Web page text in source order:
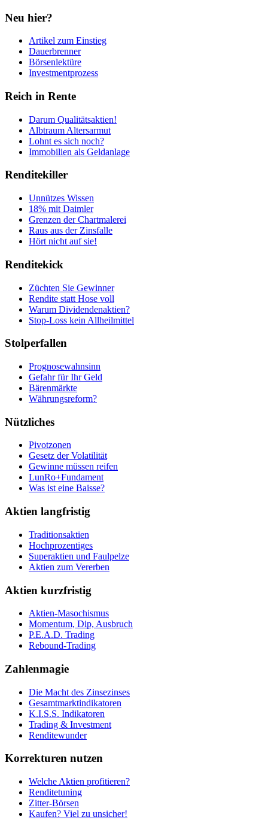
Neu hier?
Artikel zum Einstieg
Dauerbrenner
Börsenlektüre
Investmentprozess
Reich in Rente
Darum Qualitätsaktien!
Albtraum Altersarmut
Lohnt es sich noch?
Immobilien als Geldanlage
Renditekiller
Unnützes Wissen
18% mit Daimler
Grenzen der Chartmalerei
Raus aus der Zinsfalle
Hört nicht auf sie!
Renditekick
Züchten Sie Gewinner
Rendite statt Hose voll
Warum Dividendenaktien?
Stop-Loss kein Allheilmittel
Stolperfallen
Prognosewahnsinn
Gefahr für Ihr Geld
Bärenmärkte
Währungsreform?
Nützliches
Pivotzonen
Gesetz der Volatilität
Gewinne müssen reifen
LunRo+Fundament
Was ist eine Baisse?
Aktien langfristig
Traditionsaktien
Hochprozentiges
Superaktien und Faulpelze
Aktien zum Vererben
Aktien kurzfristig
Aktien-Masochismus
Momentum, Dip, Ausbruch
P.E.A.D. Trading
Rebound-Trading
Zahlenmagie
Die Macht des Zinsezinses
Gesamtmarktindikatoren
K.I.S.S. Indikatoren
Trading & Investment
Renditewunder
Korrekturen nutzen
Welche Aktien profitieren?
Renditetuning
Zitter-Börsen
Kaufen? Viel zu unsicher!